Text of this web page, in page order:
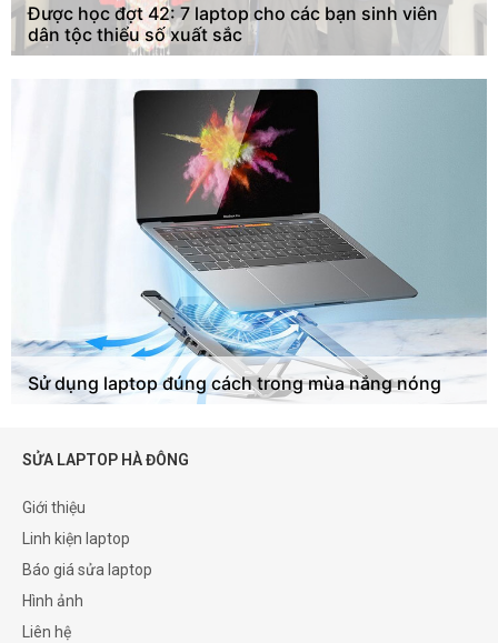
Được học đợt 42: 7 laptop cho các bạn sinh viên
dân tộc thiểu số xuất sắc
Sử dụng laptop đúng cách trong mùa nắng nóng
SỬA LAPTOP HÀ ĐÔNG
Giới thiệu
Linh kiện laptop
Báo giá sửa laptop
Hình ảnh
Liên hệ